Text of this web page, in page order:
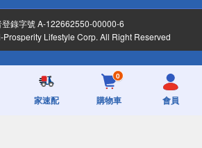
登錄字號 A-122662550-00000-6
Lifestyle Corp. All Right Reserved
家速配
0
購物車 會員